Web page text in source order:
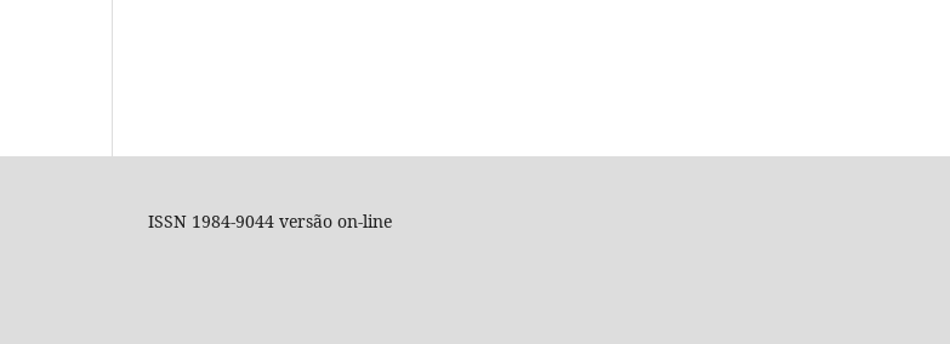
ISSN 1984-9044 versão on-line